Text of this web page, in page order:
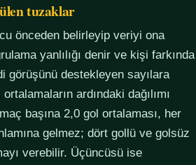
tuzaklar
önceden belirleyip veriyi ona
yanlılığı denir ve kişi farkında
görüşünü destekleyen sayılara
ardındaki dağılımı
başına 2,0 gol ortalaması, her
gelmez; dört gollü ve golsüz
verebilir. Üçüncüsü ise